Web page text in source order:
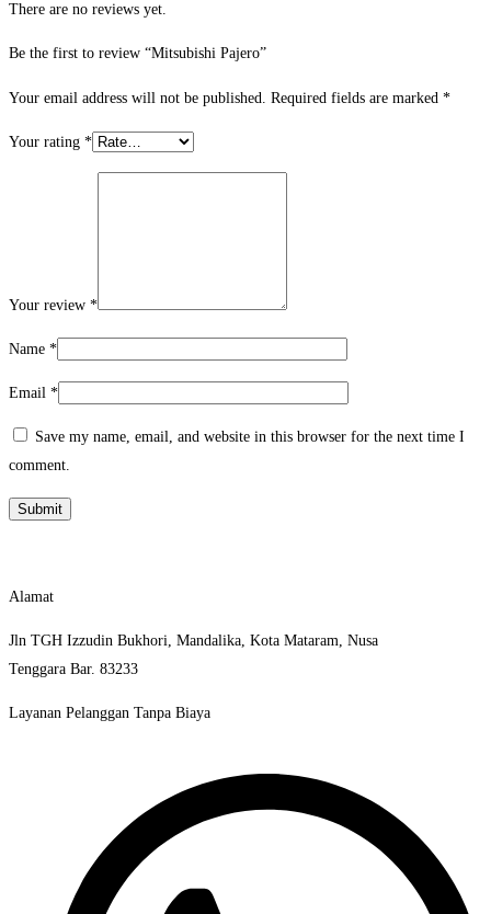
There are no reviews yet.
Be the first to review “Mitsubishi Pajero”
Your email address will not be published. Required fields are marked *
Your rating *
Your review *
Name *
Email *
Save my name, email, and website in this browser for the next time I
comment.
Alamat
Jln TGH Izzudin Bukhori, Mandalika, Kota Mataram, Nusa
Tenggara Bar. 83233
Layanan Pelanggan Tanpa Biaya